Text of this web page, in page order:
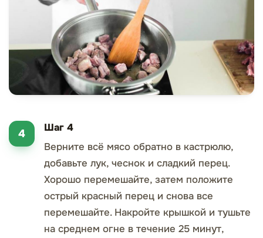
Шаг 4
Верните всё мясо обратно в кастрюлю,
добавьте лук, чеснок и сладкий перец.
Хорошо перемешайте, затем положите
острый красный перец и снова все
перемешайте. Накройте крышкой и тушьте
на среднем огне в течение 25 минут,